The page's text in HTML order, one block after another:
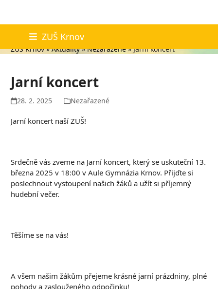
content
ZUŠ Krnov
Aktuality
ZUŠ Krnov»Aktuality»Nezařazené»Jarní koncert
Jarní koncert
28. 2. 2025 Nezařazené
Jarní koncert naší ZUŠ!
Srdečně vás zveme na Jarní koncert, který se uskuteční 13.
března 2025 v 18:00 v Aule Gymnázia Krnov. Přijďte si
poslechnout vystoupení našich žáků a užít si příjemný
hudební večer.
Těšíme se na vás!
A všem našim žákům přejeme krásné jarní prázdniny, plné
pohody a zaslouženého odpočinku!